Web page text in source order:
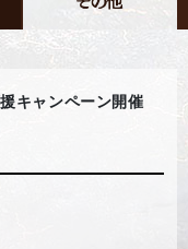
キャンペーン開催